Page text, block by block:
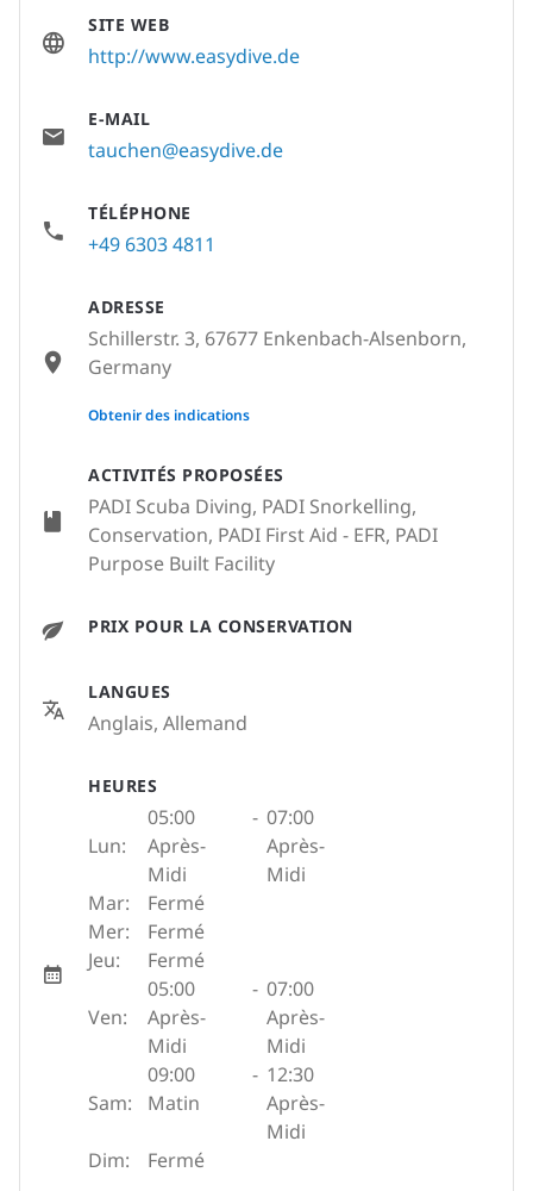
ACTIVITÉS PROPOSÉES
PADI Scuba Diving, PADI Snorkelling,
Conservation, PADI First Aid - EFR, PADI
Purpose Built Facility
PRIX POUR LA CONSERVATION
LANGUES
Anglais, Allemand
HEURES
Lun:
05:00
Après-
Midi
- 07:00
Après-
Midi
Mar:
Fermé
Mer:
Fermé
Jeu:
Fermé
Ven:
05:00
Après-
Midi
- 07:00
Après-
Midi
Sam:
09:00
Matin
- 12:30
Après-
Midi
Dim:
Fermé
SITE WEB
http://www.easydive.de
E-MAIL
tauchen@easydive.de
TÉLÉPHONE
+49 6303 4811
ADRESSE
Schillerstr. 3, 67677 Enkenbach-Alsenborn,
Germany
None
Obtenir des indications